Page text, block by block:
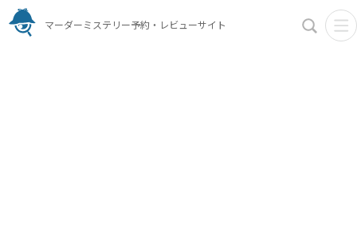
マーダーミステリー予約・レビューサイト